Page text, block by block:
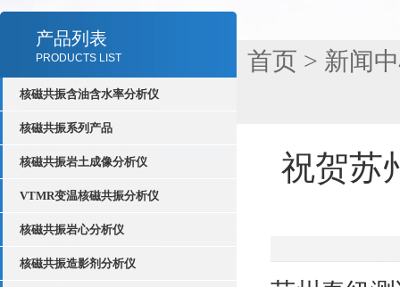
产品列表
PRODUCTS LIST
核磁共振含油含水率分析仪
核磁共振系列产品
核磁共振岩土成像分析仪
VTMR变温核磁共振分析仪
核磁共振岩心分析仪
核磁共振造影剂分析仪
首页 > 新闻
祝贺苏